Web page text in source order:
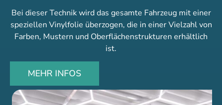
Bei dieser Technik wird das gesamte Fahrzeug mit einer
speziellen Vinylfolie überzogen, die in einer Vielzahl von
Farben, Mustern und Oberflächenstrukturen erhältlich
ist.
MEHR INFOS